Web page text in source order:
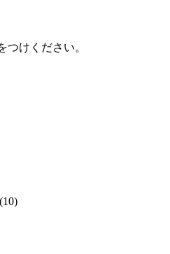
つけください。
(10)